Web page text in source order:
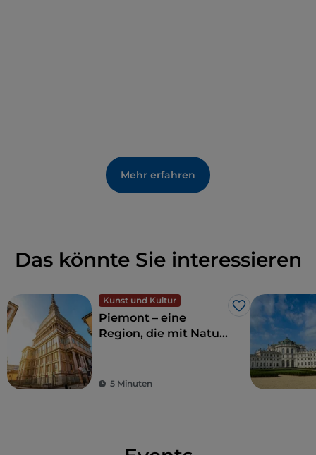
Mehr erfahren
Das könnte Sie interessieren
Kunst und Kultur
Like
Piemont – eine
Region, die mit Natur
5 Minuten